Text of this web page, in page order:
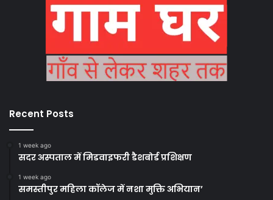
Recent Posts
1 week ago
सदर अस्पताल में मिडवाइफरी डैशबोर्ड प्रशिक्षण
1 week ago
समस्तीपुर महिला कॉलेज में नशा मुक्ति अभियान’